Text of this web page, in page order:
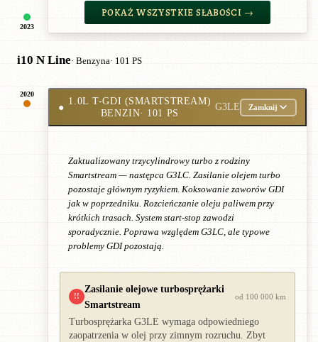
2023
POKAŻ WSZYSTKIE SŁABOŚCI →
i10 N Line· Benzyna· 101 PS
2020
●
1.0L T-GDI (SMARTSTREAM)
BENZIN· 101 PS
G3LE Zamknij
Zaktualizowany trzycylindrowy turbo z rodziny
Smartstream — następca G3LC. Zasilanie olejem turbo
pozostaje głównym ryzykiem. Koksowanie zaworów GDI
jak w poprzedniku. Rozcieńczanie oleju paliwem przy
krótkich trasach. System start-stop zawodzi
sporadycznie. Poprawa względem G3LC, ale typowe
problemy GDI pozostają.
!!
Zasilanie olejowe turbosprężarki
Smartstream
od 100 000 km
Turbosprężarka G3LE wymaga odpowiedniego
zaopatrzenia w olej przy zimnym rozruchu. Zbyt